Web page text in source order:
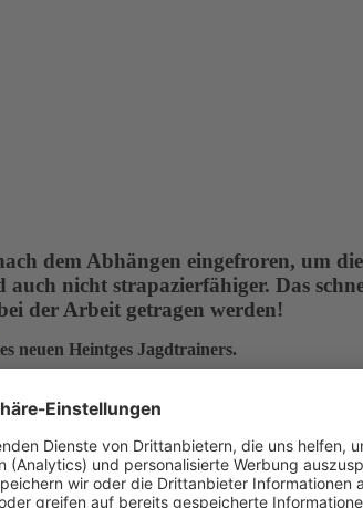
dem Abhängen eingefroren, um
nicht strapazierfähiger. Das
der Arbeit getragen werden!
neuen Heintges Jagdtrainers.